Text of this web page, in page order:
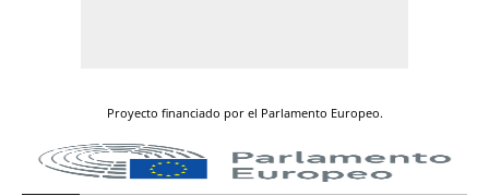
Proyecto financiado por el Parlamento Europeo.